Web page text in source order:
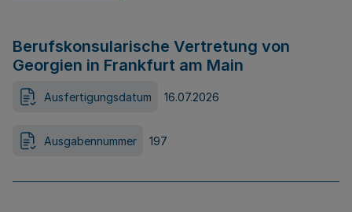
Berufskonsularische Vertretung von
Georgien in Frankfurt am Main
Ausfertigungsdatum 16.07.2026
Ausgabennummer 197